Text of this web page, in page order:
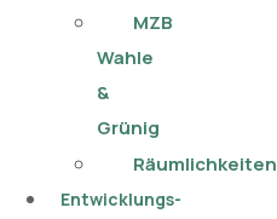
MZB
Wahle
&
Grünig
Räumlichkeiten
Entwicklungs-